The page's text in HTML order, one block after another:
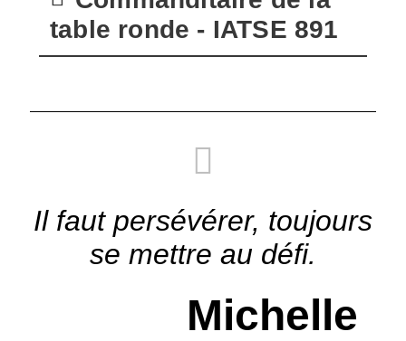
table ronde - IATSE 891
Il faut persévérer, toujours
se mettre au défi.
Michelle